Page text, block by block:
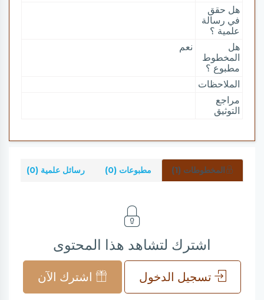
هل حقق
في رسالة
علمية ؟
هل
المخطوط
مطبوع ؟
نعم
الملاحظات
مراجع
التوثيق
المخطوطات (1) مطبوعات (0) رسائل علمية (0)
اشترك لتشاهد هذا المحتوى
تسجيل الدخول اشترك الآن